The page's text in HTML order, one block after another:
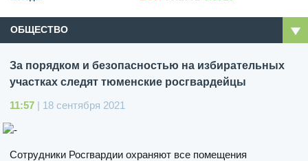
ОБЩЕСТВО
За порядком и безопасностью на избирательных
участках следят тюменские росгвардейцы
11:57 | 18 сентября 2021
Сотрудники Росгвардии охраняют все помещения